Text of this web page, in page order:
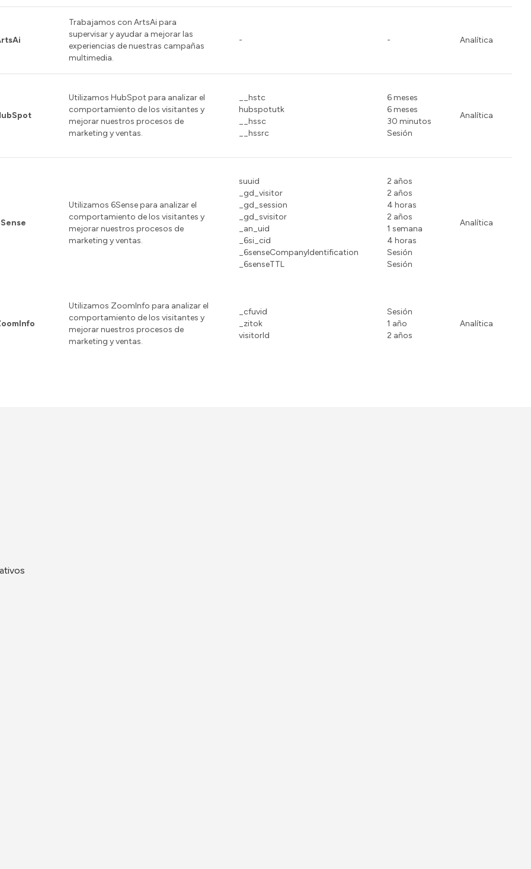
Trabajamos con ArtsAi para
supervisar y ayudar a mejorar las
experiencias de nuestras campañas
multimedia.
- - Analítica
Utilizamos HubSpot para analizar el
comportamiento de los visitantes y
mejorar nuestros procesos de
marketing y ventas.
__hstc
hubspotutk
__hssc
__hssrc
6 meses
6 meses
30 minutos
Sesión
Analítica
Utilizamos 6Sense para analizar el
comportamiento de los visitantes y
mejorar nuestros procesos de
marketing y ventas.
suuid
_gd_visitor
_gd_session
_gd_svisitor
_an_uid
_6si_cid
_6senseCompanyIdentification
_6senseTTL
2 años
2 años
4 horas
2 años
1 semana
4 horas
Sesión
Sesión
Analítica
Utilizamos ZoomInfo para analizar el
comportamiento de los visitantes y
mejorar nuestros procesos de
marketing y ventas.
_cfuvid
_zitok
visitorId
Sesión
1 año
2 años
Analítica